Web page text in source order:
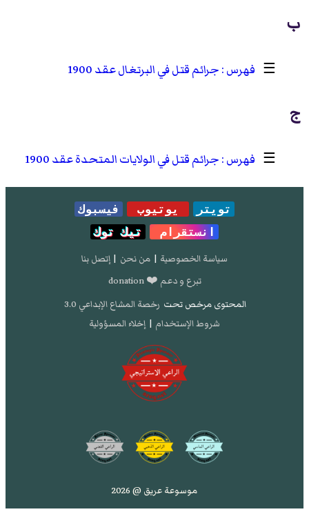
ب
☰ جرائم قتل في البرتغال عقد 1900
ج
☰ جرائم قتل في الولايات المتحدة عقد 1900
تويتر يوتيوب
فيسبوك
انستقرام
تيك توك
سياسة الخصوصية | من نحن | إتصل بنا
تبرع و دعم ❤️ donation
المحتوى مرخص تحت رخصة المشاع الإبداعي 3.0
شروط الإستخدام | إخلاء المسؤولية
موسوعة عريق @ 2026